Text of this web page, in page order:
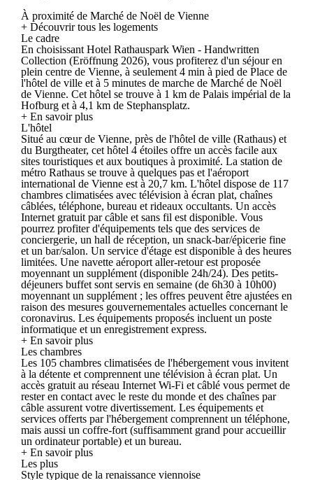
À proximité de Marché de Noël de Vienne
+ Découvrir tous les logements
Le cadre
En choisissant Hotel Rathauspark Wien - Handwritten
Collection (Eröffnung 2026), vous profiterez d'un séjour en
plein centre de Vienne, à seulement 4 min à pied de Place de
l'hôtel de ville et à 5 minutes de marche de Marché de Noël
de Vienne. Cet hôtel se trouve à 1 km de Palais impérial de la
Hofburg et à 4,1 km de Stephansplatz.
+ En savoir plus
L'hôtel
Situé au cœur de Vienne, près de l'hôtel de ville (Rathaus) et
du Burgtheater, cet hôtel 4 étoiles offre un accès facile aux
sites touristiques et aux boutiques à proximité. La station de
métro Rathaus se trouve à quelques pas et l'aéroport
international de Vienne est à 20,7 km. L'hôtel dispose de 117
chambres climatisées avec télévision à écran plat, chaînes
câblées, téléphone, bureau et rideaux occultants. Un accès
Internet gratuit par câble et sans fil est disponible. Vous
pourrez profiter d'équipements tels que des services de
conciergerie, un hall de réception, un snack-bar/épicerie fine
et un bar/salon. Un service d'étage est disponible à des heures
limitées. Une navette aéroport aller-retour est proposée
moyennant un supplément (disponible 24h/24). Des petits-
déjeuners buffet sont servis en semaine (de 6h30 à 10h00)
moyennant un supplément ; les offres peuvent être ajustées en
raison des mesures gouvernementales actuelles concernant le
coronavirus. Les équipements proposés incluent un poste
informatique et un enregistrement express.
+ En savoir plus
Les chambres
Les 105 chambres climatisées de l'hébergement vous invitent
à la détente et comprennent une télévision à écran plat. Un
accès gratuit au réseau Internet Wi-Fi et câblé vous permet de
rester en contact avec le reste du monde et des chaînes par
câble assurent votre divertissement. Les équipements et
services offerts par l'hébergement comprennent un téléphone,
mais aussi un coffre-fort (suffisamment grand pour accueillir
un ordinateur portable) et un bureau.
+ En savoir plus
Les plus
Style typique de la renaissance viennoise